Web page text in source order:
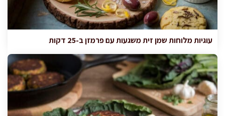
עוגיות מלוחות שמן זית משגעות עם פרמזן ב-25 דקות